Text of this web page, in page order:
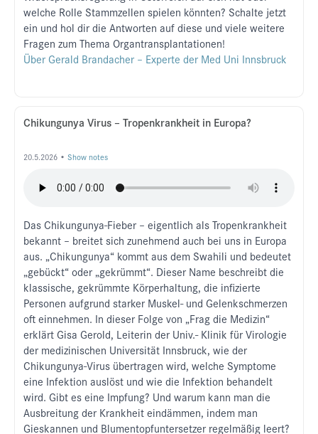
welche Rolle Stammzellen spielen könnten? Schalte jetzt
ein und hol dir die Antworten auf diese und viele weitere
Fragen zum Thema Organtransplantationen!
Über Gerald Brandacher – Experte der Med Uni Innsbruck
Chikungunya Virus – Tropenkrankheit in Europa?
20.5.2026 • Show notes
Das Chikungunya-Fieber – eigentlich als Tropenkrankheit
bekannt – breitet sich zunehmend auch bei uns in Europa
aus. „Chikungunya“ kommt aus dem Swahili und bedeutet
„gebückt“ oder „gekrümmt“. Dieser Name beschreibt die
klassische, gekrümmte Körperhaltung, die infizierte
Personen aufgrund starker Muskel- und Gelenkschmerzen
oft einnehmen. In dieser Folge von „Frag die Medizin“
erklärt Gisa Gerold, Leiterin der Univ.- Klinik für Virologie
der medizinischen Universität Innsbruck, wie der
Chikungunya-Virus übertragen wird, welche Symptome
eine Infektion auslöst und wie die Infektion behandelt
wird. Gibt es eine Impfung? Und warum kann man die
Ausbreitung der Krankheit eindämmen, indem man
Gieskannen und Blumentopfuntersetzer regelmäßig leert?